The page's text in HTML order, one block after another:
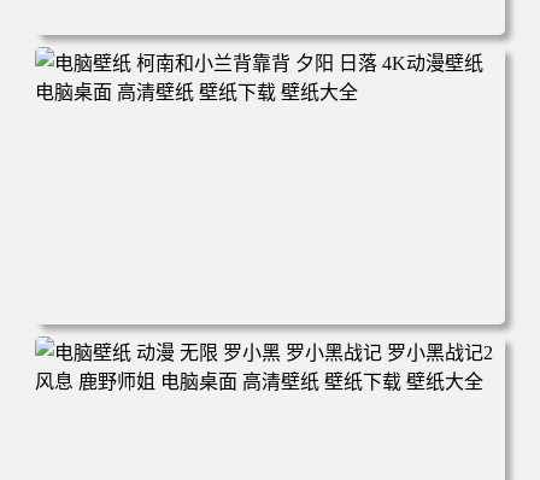
电脑壁纸 动漫 兔子朱迪 狐狸尼克 疯狂动物城 秋叶 秋天森
林 蓝天 4k壁纸 电脑桌面 高清壁纸 壁纸下载 壁纸大全
电脑壁纸 柯南和小兰背靠背 夕阳 日落 4K动漫壁纸 电脑桌
面 高清壁纸 壁纸下载 壁纸大全